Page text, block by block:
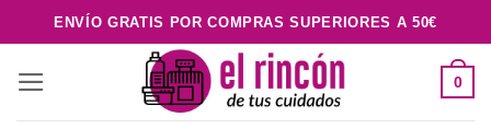
al
contenido
ENVÍO GRATIS POR COMPRAS SUPERIORES A 50€
0